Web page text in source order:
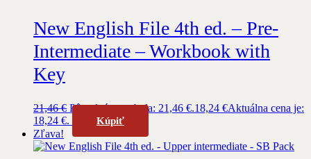
New English File 4th ed. – Pre-
Intermediate – Workbook with
Key
21,46€ Pôvodná cena bola: 21,46 €.18,24 €Aktuálna cena je:
18,24 €.
Kúpiť
Zľava!